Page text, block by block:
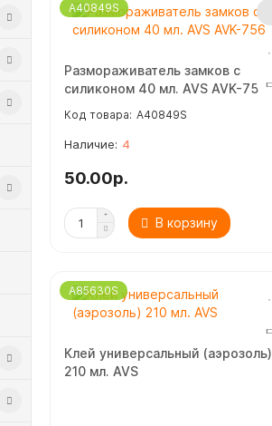
A40849S
Размораживатель замков с
силиконом 40 мл. AVS AVK-756
A40849S
4
50.00р.
В корзину
A85630S
Клей универсальный (аэрозоль)
210 мл. AVS